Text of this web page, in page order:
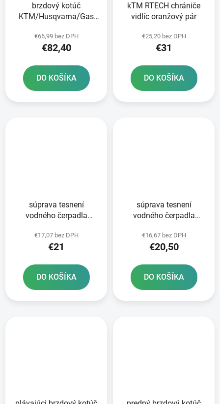
brzdový kotúč
KTM/Husqvarna/Gas
€66,99 bez DPH
€82,40
DO KOŠÍKA
kTM RTECH chrániče
vidlíc oranžový pár
€25,20 bez DPH
€31
DO KOŠÍKA
súprava tesnení
vodného čerpadla
€17,07 bez DPH
€21
DO KOŠÍKA
súprava tesnení
vodného čerpadla
€16,67 bez DPH
€20,50
DO KOŠÍKA